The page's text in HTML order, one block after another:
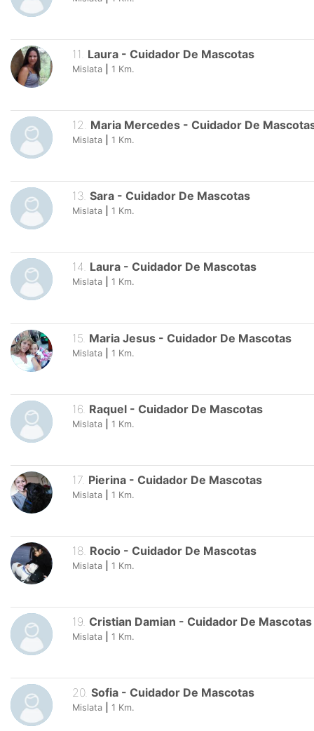
11 Laura - Cuidador De Mascotas
Mislata 1 Km.
12 Maria Mercedes - Cuidador De
Mislata 1 Km.
13. Sara - Cuidador De Mascotas
Mislata 1 Km.
14. Laura - Cuidador De Mascotas
Mislata 1 Km.
15 Maria Jesus - Cuidador De Mascotas
Mislata 1 Km.
16 Raquel - Cuidador De Mascotas
Mislata 1 Km.
17. Pierina - Cuidador De Mascotas
Mislata 1 Km.
18. Rocio - Cuidador De Mascotas
Mislata 1 Km.
19. Cristian Damian - Cuidador De Mascotas
Mislata 1 Km.
20. Sofia - Cuidador De Mascotas
Mislata 1 Km.